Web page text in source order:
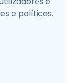
e políticas.